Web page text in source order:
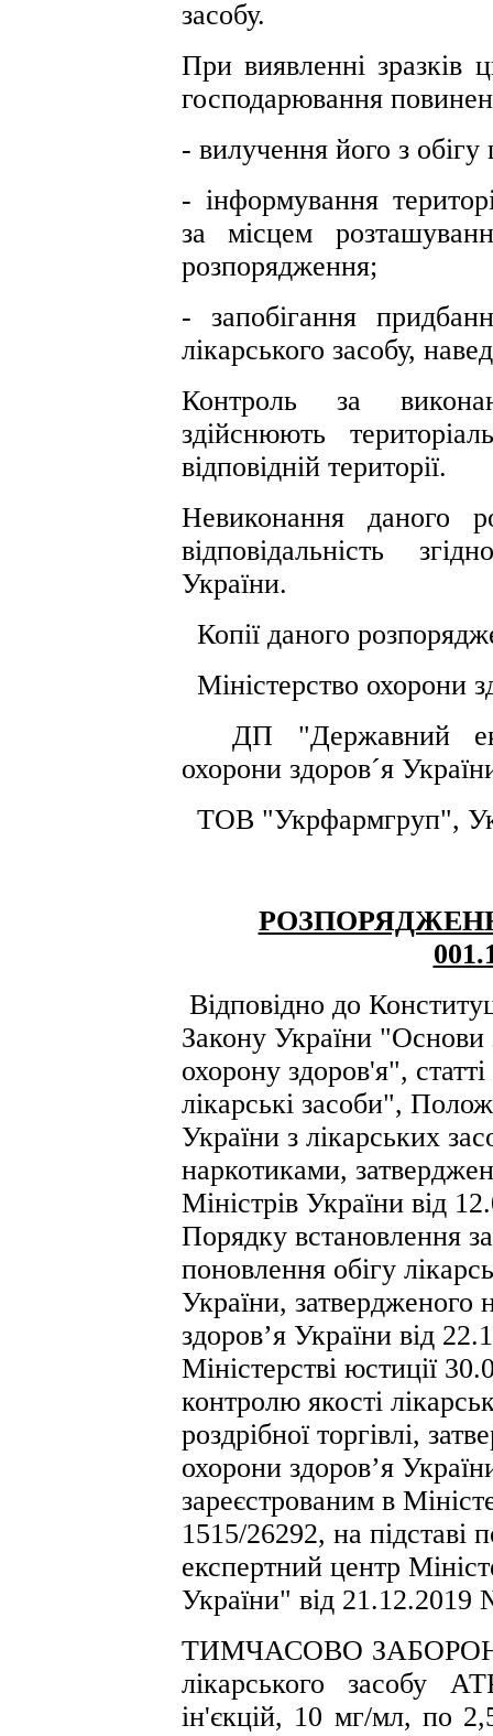
засобу.
При виявленні зразків
господарювання
- вилучення його з
- інформування
за місцем
розпорядження;
- запобігання
лікарського засобу,
Контроль за
здійснюють
відповідній території.
Невиконання даного
відповідальність
України.
Копії даного
Міністерство охорони
ДП "Державний
охорони здоров´я
ТОВ "Укрфармгруп",
Відповідно до
Закону України "Основи
охорону здоров'я",
лікарські засоби",
України з лікарських
наркотиками,
Міністрів України від
Порядку встановлення
поновлення обігу
України, затвердженого
здоров’я України від
Міністерстві юстиції
контролю якості
роздрібної торгівлі,
охорони здоров’я
зареєстрованим в
1515/26292, на
експертний центр
України" від
ТИМЧАСОВО
лікарського засобу
ін'єкцій, 10 мг/мл, по